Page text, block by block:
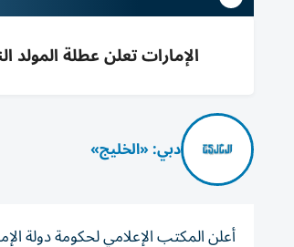
الإمارات تعلن عطلة المولد
دبي: «الخليج»
أعلن المكتب الإعلامي لحكومة دولة